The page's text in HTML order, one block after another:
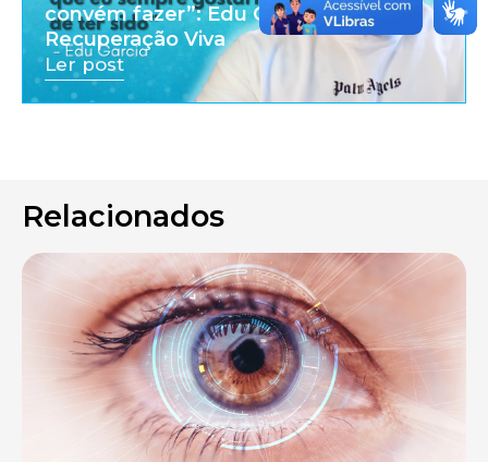
convém fazer”: Edu Garcia |
Recuperação Viva
Ler post
Relacionados